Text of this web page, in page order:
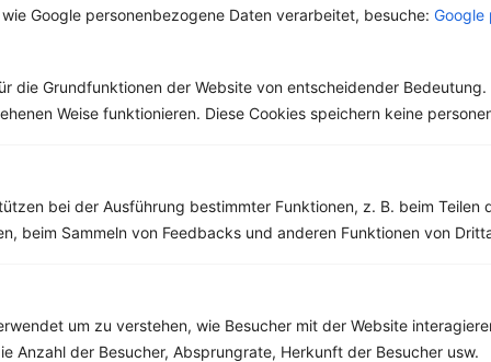
Google personenbezogene Daten verarbeitet, besuche: Google
die Grundfunktionen der Website von entscheidender Bedeutung.
Weise funktionieren. Diese Cookies speichern keine
bei der Ausführung bestimmter Funktionen, z. B. beim Teilen
beim Sammeln von Feedbacks und anderen Funktionen von
um zu verstehen, wie Besucher mit der Website
Anzahl der Besucher, Absprungrate, Herkunft der Besucher usw.
Eiweiß:26 g
Kohlehydrate:75 g
Rezepte mit 500 bis 600 kcal
Quinoasalat mit Avocado, Gurke und Tomaten